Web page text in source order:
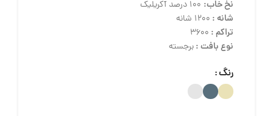
نخ خاب:
شانه : 1200 شانه
تراکم : 3600
نوع بافت :برجسته
رنگ